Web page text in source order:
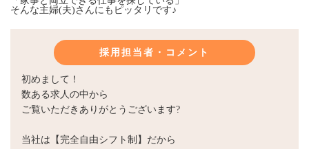
そんな主婦(夫)さんにもピッタリです♪
採用担当者・コメント
初めまして！
数ある求人の中から
ご覧いただきありがとうございます?
当社は【完全自由シフト制】だから